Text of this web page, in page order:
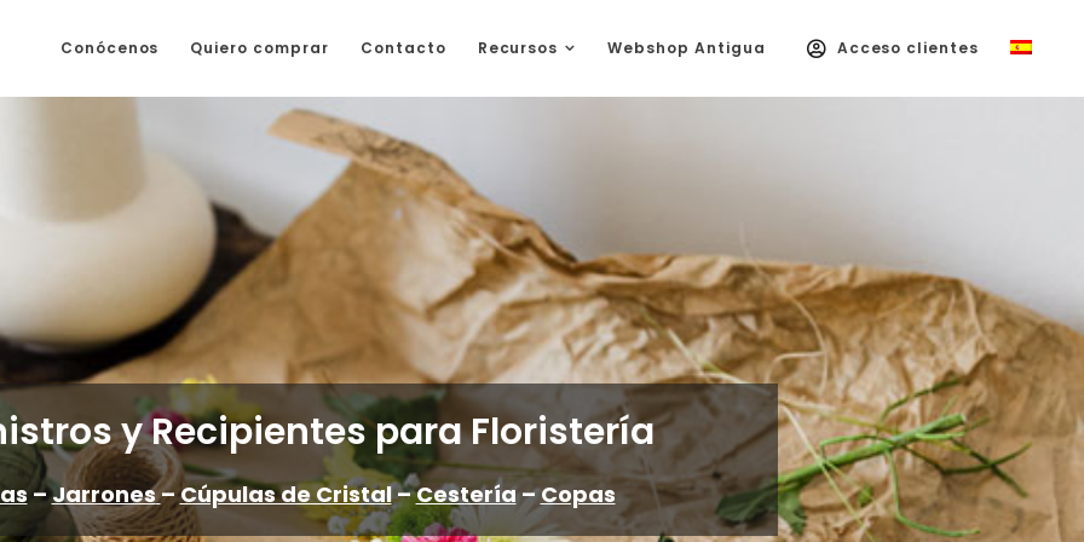
Conócenos Quiero comprar Contacto Recursos Webshop Antigua Acceso clientes
y Recipientes para Floristería
–Jarrones–Cúpulas de Cristal–Cestería–Copas